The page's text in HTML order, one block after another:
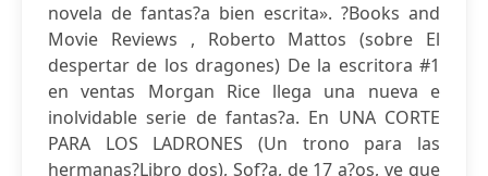
novela de fantas?a bien escrita». ?Books and
Movie Reviews , Roberto Mattos (sobre El
despertar de los dragones) De la escritora #1
en ventas Morgan Rice llega una nueva e
inolvidable serie de fantas?a. En UNA CORTE
PARA LOS LADRONES (Un trono para las
hermanas?Libro dos), Sof?a, de 17 a?os, ve que